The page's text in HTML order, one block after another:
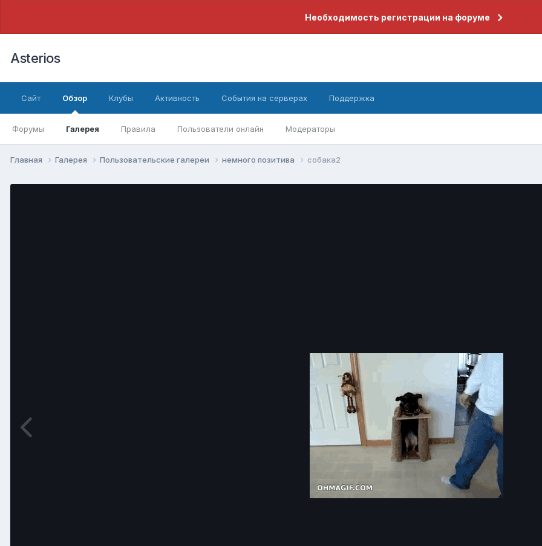
Необходимость регистрации на форуме
Asterios
Сайт Обзор
Форумы Галерея Правила Пользователи онлайн Модераторы
Клубы Активность События на серверах Поддержка
Главная Галерея Пользовательские галереи немного позитива собака2